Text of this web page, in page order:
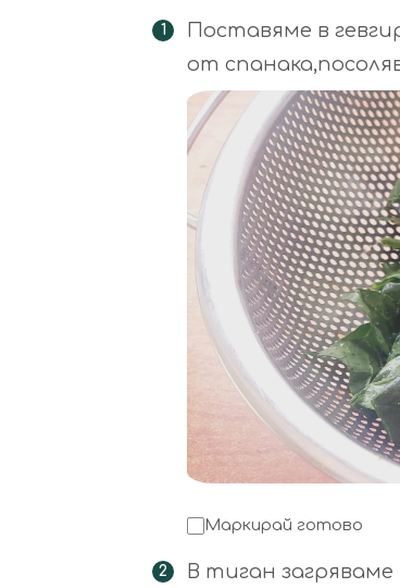
Поставяме в
от
Маркирай готово
В тиган загряваме